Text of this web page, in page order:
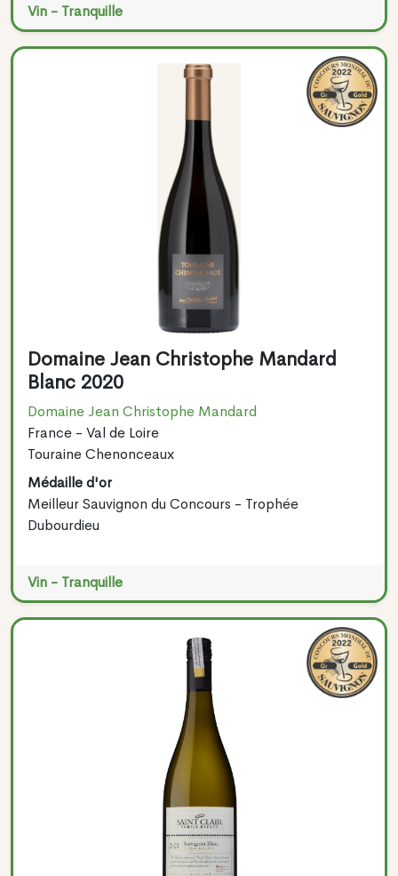
Vin - Tranquille
Domaine Jean Christophe Mandard
Blanc 2020
Domaine Jean Christophe Mandard
France - Val de Loire
Touraine Chenonceaux
Médaille d'or
Meilleur Sauvignon du Concours - Trophée
Dubourdieu
Vin - Tranquille